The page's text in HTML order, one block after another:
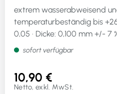
extrem wasserabweisend
temperaturbeständig bis
0,05 · Dicke: 0,100 mm +/- 7
Rohren im Zusammenhang
Ölen, Propan, Butan,
Eigenschaften:· Bandstärke:
sofort verfügbar
10,90 €
Netto, exkl. MwSt.